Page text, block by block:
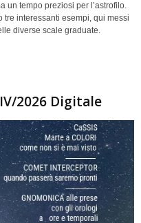
un tempo preziosi per l’astrofilo.
tre interessanti esempi, qui messi
diverse scale graduate.
2026 Digitale